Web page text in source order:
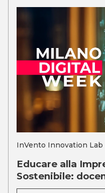
InVento Innovation Lab
Educare alla
Sostenibile: